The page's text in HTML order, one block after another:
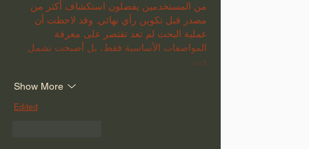
من المستخدمين يفضلون استكشاف أكثر من
مصدر قبل تكوين رأي نهائي. وقد لاحظت أن
عملية البحث لم تعد تقتصر على معرفة
المواصفات الأساسية فقط، بل أصبحت تشمل
فهم…
Show More
Edited